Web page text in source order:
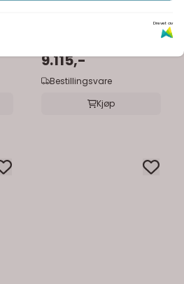
cm med glatt front
for enkel ...
9.115,-
Bestillingsvare
Kjøp
Drevet av